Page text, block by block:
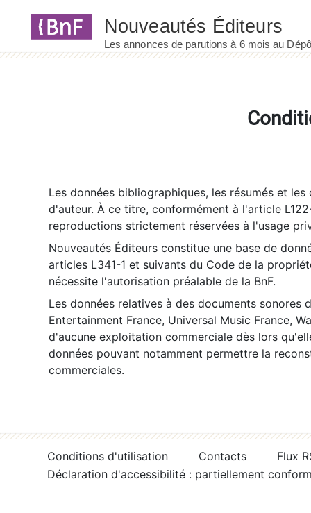
Les données bibliographiques, les résumés et
d'auteur. À ce titre, conformément à l'article
reproductions strictement réservées à l'usage
Nouveautés Éditeurs constitue une base de
articles L341-1 et suivants du Code de la
nécessite l'autorisation préalable de la BnF.
Les données relatives à des documents sonores
Entertainment France, Universal Music France,
d'aucune exploitation commerciale dès lors
données pouvant notamment permettre la
commerciales.
Conditions d'utilisation Contacts
Flux
Déclaration d'accessibilité : partiellement